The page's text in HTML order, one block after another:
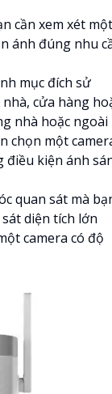
cần xem xét một
ánh đúng nhu
mục đích sử
cửa hàng
nhà hoặc ngoài
chọn một
điều kiện ánh
quan sát mà
diện tích lớn
camera có độ